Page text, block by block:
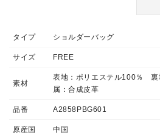
タイプ ショルダーバッグ
サイズ FREE
素材
表地：ポリエステル100％
属：合成皮革
品番 A2858PBG601
原産国 中国